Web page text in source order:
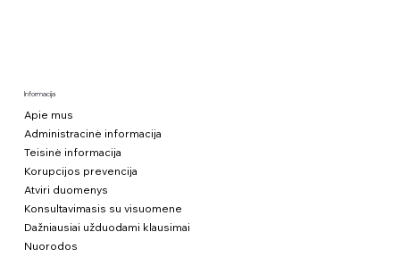
Informacija
Apie mus
Administracinė informacija
Teisinė informacija
Korupcijos prevencija
Atviri duomenys
Konsultavimasis su visuomene
Dažniausiai užduodami klausimai
Nuorodos